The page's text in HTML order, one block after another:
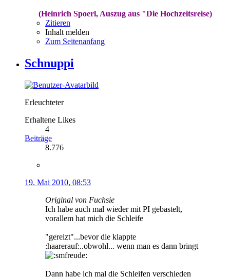
(Heinrich Spoerl, Auszug aus "Die Hochzeitsreise)
Zitieren
Inhalt melden
Zum Seitenanfang
Schnuppi
Erleuchteter
Erhaltene Likes
4
Beiträge
8.776
19. Mai 2010, 08:53
Original von Fuchsie
Ich habe auch mal wieder mit PI gebastelt,
vorallem hat mich die Schleife
"gereizt"...bevor die klappte
:haarerauf:..obwohl... wenn man es dann bringt
Dann habe ich mal die Schleifen verschieden